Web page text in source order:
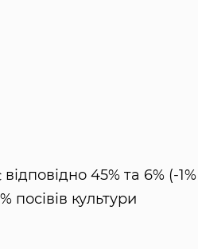
45% та 6% (-
посівів культури